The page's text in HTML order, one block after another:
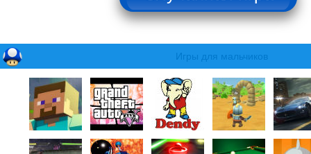
Игры для мальчиков